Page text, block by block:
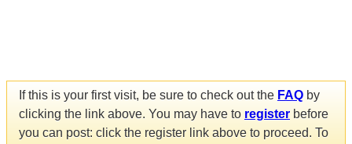
If this is your first visit, be sure to check out the FAQ by
clicking the link above. You may have to register before
you can post: click the register link above to proceed. To